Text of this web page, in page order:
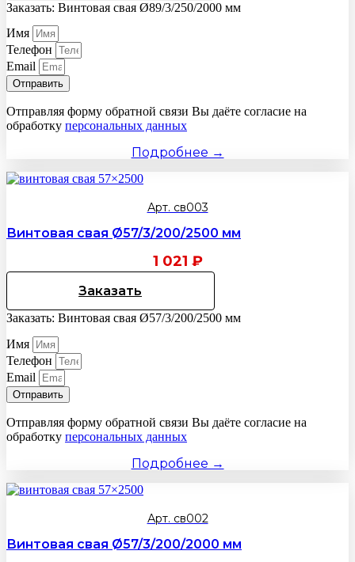
Заказать: Винтовая свая Ø89/3/250/2000 мм
Имя
Телефон
Email
Отправить
Отправляя форму обратной связи Вы даёте согласие на
обработку персональных данных
Подробнее →
Арт. св003
Винтовая свая Ø57/3/200/2500 мм
1 021 ₽
Заказать
Заказать: Винтовая свая Ø57/3/200/2500 мм
Имя
Телефон
Email
Отправить
Отправляя форму обратной связи Вы даёте согласие на
обработку персональных данных
Подробнее →
Арт. св002
Винтовая свая Ø57/3/200/2000 мм